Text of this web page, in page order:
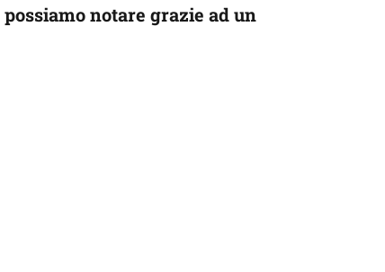
possiamo notare grazie ad un